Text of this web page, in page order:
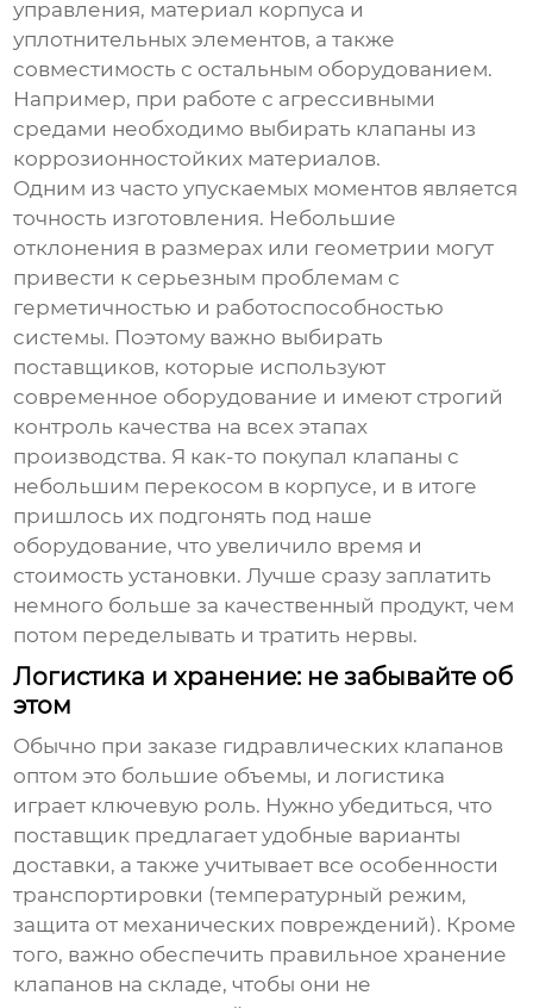
управления, материал корпуса и
уплотнительных элементов, а также
совместимость с остальным оборудованием.
Например, при работе с агрессивными
средами необходимо выбирать клапаны из
коррозионностойких материалов.
Одним из часто упускаемых моментов является
точность изготовления. Небольшие
отклонения в размерах или геометрии могут
привести к серьезным проблемам с
герметичностью и работоспособностью
системы. Поэтому важно выбирать
поставщиков, которые используют
современное оборудование и имеют строгий
контроль качества на всех этапах
производства. Я как-то покупал клапаны с
небольшим перекосом в корпусе, и в итоге
пришлось их подгонять под наше
оборудование, что увеличило время и
стоимость установки. Лучше сразу заплатить
немного больше за качественный продукт, чем
потом переделывать и тратить нервы.
Логистика и хранение: не забывайте об
этом
Обычно при заказе гидравлических клапанов
оптом это большие объемы, и логистика
играет ключевую роль. Нужно убедиться, что
поставщик предлагает удобные варианты
доставки, а также учитывает все особенности
транспортировки (температурный режим,
защита от механических повреждений). Кроме
того, важно обеспечить правильное хранение
клапанов на складе, чтобы они не